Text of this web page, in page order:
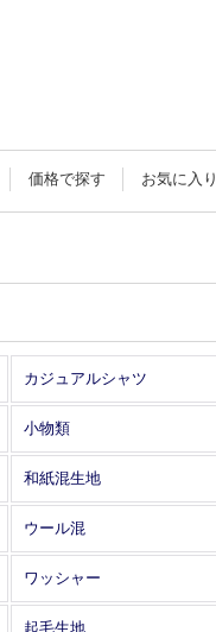
価格で探す お気に入り
カジュアルシャツ
小物類
和紙混生地
ウール混
ワッシャー
起毛生地